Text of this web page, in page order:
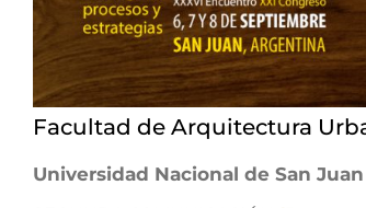
Facultad de Arquitectura
Universidad Nacional de San Juan